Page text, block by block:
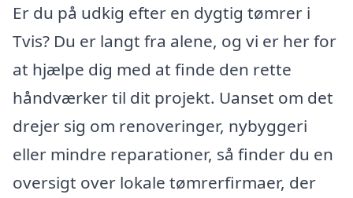
Er du på udkig efter en dygtig tømrer i
Tvis? Du er langt fra alene, og vi er her for
at hjælpe dig med at finde den rette
håndværker til dit projekt. Uanset om det
drejer sig om renoveringer, nybyggeri
eller mindre reparationer, så finder du en
oversigt over lokale tømrerfirmaer, der